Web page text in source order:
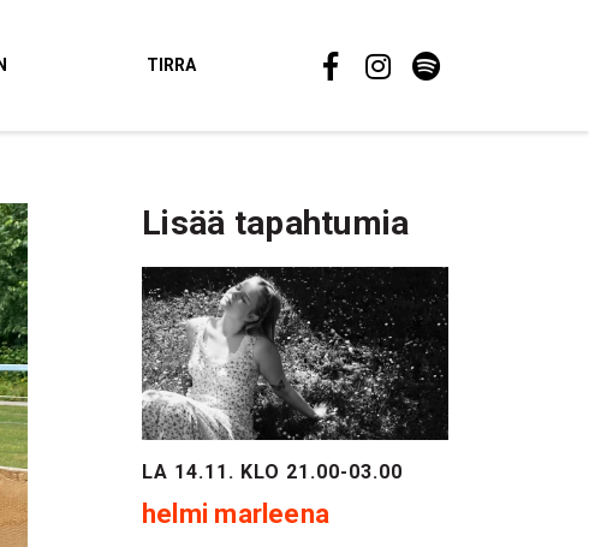
TIRRA
Lisää tapahtumia
LA 14.11. KLO 21.00-03.00
helmi marleena